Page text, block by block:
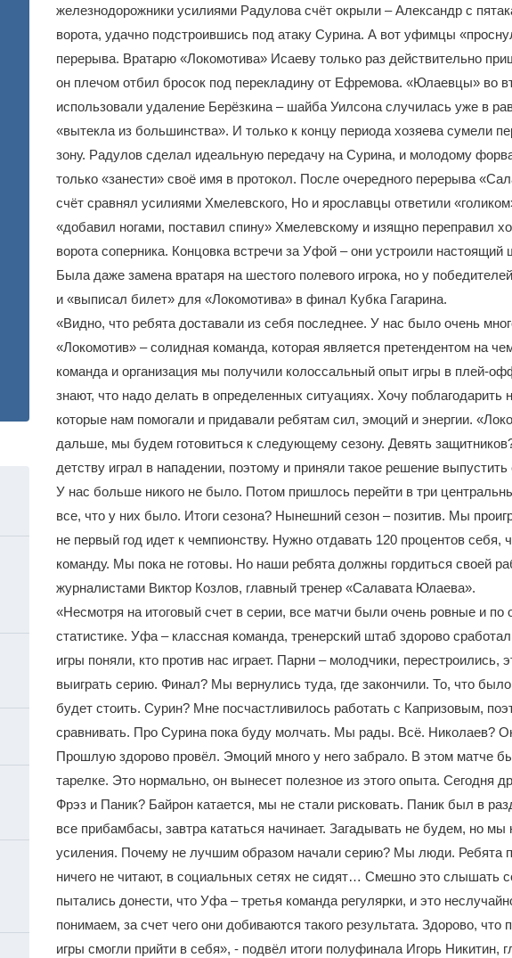
железнодорожники усилиями Радулова счёт окрыли – Александр с
ворота, удачно подстроившись под атаку Сурина. А вот уфимцы
перерыва. Вратарю «Локомотива» Исаеву только раз действительно
он плечом отбил бросок под перекладину от Ефремова. «Юлаевцы» во
использовали удаление Берёзкина – шайба Уилсона случилась уже в
«вытекла из большинства». И только к концу периода хозяева сумели
зону. Радулов сделал идеальную передачу на Сурина, и молодому
только «занести» своё имя в протокол. После очередного перерыва
счёт сравнял усилиями Хмелевского, Но и ярославцы ответили
«добавил ногами, поставил спину» Хмелевскому и изящно переправил
ворота соперника. Концовка встречи за Уфой – они устроили настоящий
Была даже замена вратаря на шестого полевого игрока, но у
и «выписал билет» для «Локомотива» в финал Кубка Гагарина.
«Видно, что ребята доставали из себя последнее. У нас было очень
«Локомотив» – солидная команда, которая является претендентом на
команда и организация мы получили колоссальный опыт игры в плей-
знают, что надо делать в определенных ситуациях. Хочу
которые нам помогали и придавали ребятам сил, эмоций и энергии.
дальше, мы будем готовиться к следующему сезону. Девять
детству играл в нападении, поэтому и приняли такое решение выпустить
У нас больше никого не было. Потом пришлось перейти в три
все, что у них было. Итоги сезона? Нынешний сезон – позитив. Мы
не первый год идет к чемпионству. Нужно отдавать 120 процентов себя,
команду. Мы пока не готовы. Но наши ребята должны гордиться своей
журналистами Виктор Козлов, главный тренер «Салавата Юлаева».
«Несмотря на итоговый счет в серии, все матчи были очень ровные и
статистике. Уфа – классная команда, тренерский штаб здорово
игры поняли, кто против нас играет. Парни – молодчики, перестроились,
выиграть серию. Финал? Мы вернулись туда, где закончили. То, что было
будет стоить. Сурин? Мне посчастливилось работать с Капризовым,
сравнивать. Про Сурина пока буду молчать. Мы рады. Всё. Николаев?
Прошлую здорово провёл. Эмоций много у него забрало. В этом матче
тарелке. Это нормально, он вынесет полезное из этого опыта. Сегодня
Фрэз и Паник? Байрон катается, мы не стали рисковать. Паник был в
все прибамбасы, завтра кататься начинает. Загадывать не будем, но мы
усиления. Почему не лучшим образом начали серию? Мы люди. Ребята
ничего не читают, в социальных сетях не сидят… Смешно это слышать
пытались донести, что Уфа – третья команда регулярки, и это
понимаем, за счет чего они добиваются такого результата. Здорово, что
игры смогли прийти в себя», - подвёл итоги полуфинала Игорь Никитин,